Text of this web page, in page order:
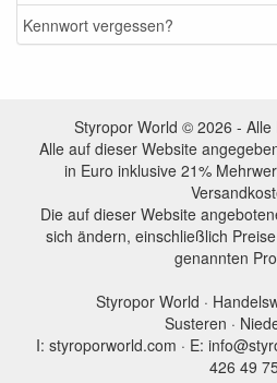
Kennwort vergessen?
Styropor World © 2026 -
Alle auf dieser Website
in Euro inklusive 21%
Die auf dieser Website
sich ändern, einschließlich
genannten
Styropor World ·
Susteren ·
I: styroporworld.com · E:
426 49